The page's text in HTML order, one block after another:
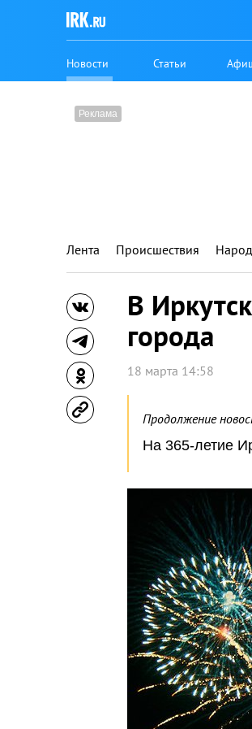
Новости Статьи
Лента Происшествия
В
города
18 марта 14:58
Продолжение
На 365-летие